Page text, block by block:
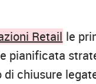
Retail le
pianificata
chiusure